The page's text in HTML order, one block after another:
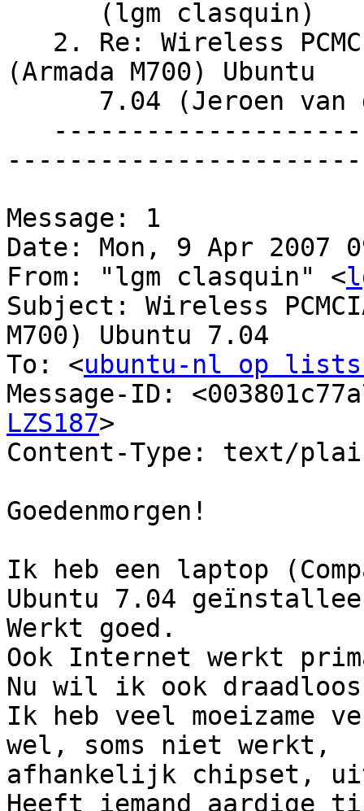
(Armada M700) Ubuntu
-----------------------
Message: 1
Date: Mon, 9 Apr 2007
From: "lgm clasquin" <
Subject: Wireless
M700) Ubuntu 7.04
To: <ubuntu-nl op
Message-ID:
LZS187>
Content-Type: text/
Goedenmorgen!
Ik heb een laptop
Ubuntu 7.04
Werkt goed.
Ook Internet werkt
Nu wil ik ook
Ik heb veel moeizame
wel, soms niet werkt,
afhankelijk chipset,
Heeft iemand aardige